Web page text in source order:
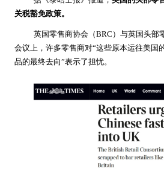
关税豁免政策。
英国零售商协会（BRC）与英国头部
会议上，许多零售商对“这些原本运往美国
品的最终去向”表示了担忧。